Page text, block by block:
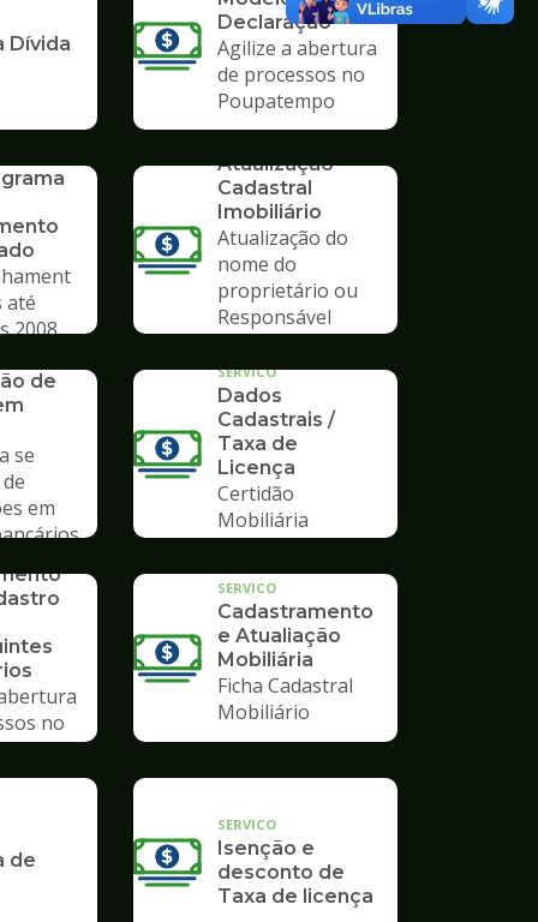
Dívida
Declaração
Agilize a abertura
de processos no
Poupatempo
até
2008
Atualização
Cadastral
Imobiliário
Atualização do
nome do
proprietário ou
Responsável
de
se
em
SERVICO
Dados
Cadastrais /
Taxa de
Licença
Certidão
Mobiliária
no
SERVICO
Cadastramento
e Atualiação
Mobiliária
Ficha Cadastral
Mobiliário
de
SERVICO
Isenção e
desconto de
Taxa de licença